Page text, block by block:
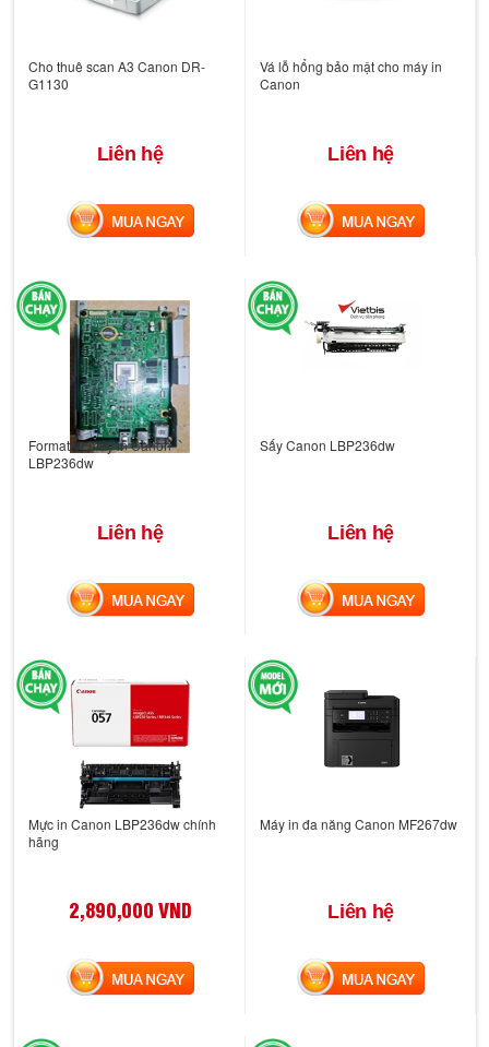
Cho thuê scan A3 Canon DR-
G1130
Liên hệ
MUA NGAY
Vá lỗ hổng bảo mật cho máy in
Canon
Liên hệ
MUA NGAY
Formatter máy in Canon
LBP236dw
Liên hệ
MUA NGAY
Sấy Canon LBP236dw
Liên hệ
MUA NGAY
Mực in Canon LBP236dw chính
hãng
2,890,000 VND
MUA NGAY
Máy in đa năng Canon MF267dw
Liên hệ
MUA NGAY